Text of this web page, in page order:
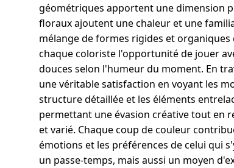
géométriques apportent une dimension
floraux ajoutent une chaleur et une
mélange de formes rigides et
chaque coloriste l'opportunité de jouer
douces selon l'humeur du moment. En
une véritable satisfaction en voyant les
structure détaillée et les éléments
permettant une évasion créative tout en
et varié. Chaque coup de couleur
émotions et les préférences de celui qui
un passe-temps, mais aussi un moyen